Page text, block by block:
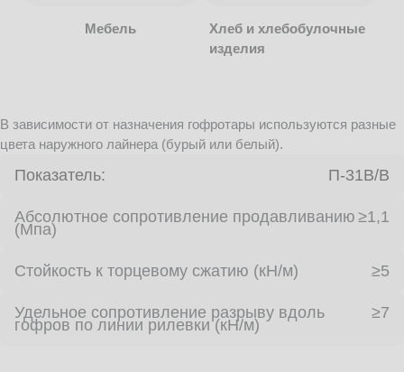
Мебель
Хлеб и хлебобулочные
изделия
В зависимости от назначения гофротары используются разные
цвета наружного лайнера (бурый или белый).
Показатель: П-31В/B
Абсолютное сопротивление продавливанию
(Мпа)
≥1,1
Стойкость к торцевому сжатию (кН/м) ≥5
Удельное сопротивление разрыву вдоль
гофров по линии рилевки (кН/м)
≥7